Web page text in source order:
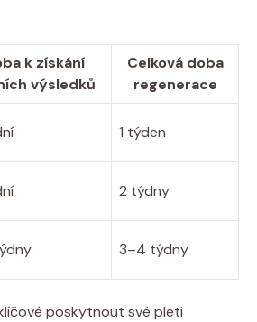
k získání
výsledků
Celková doba
regenerace
1 týden
2 týdny
3–4 týdny
poskytnout své pleti